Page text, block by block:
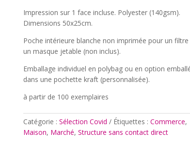
Impression sur 1 face incluse. Polyester (140gsm).
Dimensions 50x25cm.
Poche intérieure blanche non imprimée pour un
un masque jetable (non inclus).
Emballage individuel en polybag ou en option
dans une pochette kraft (personnalisée).
à partir de 100 exemplaires
Catégorie : Sélection Covid Étiquettes : Commerce,
Maison, Marché, Structure sans contact direct